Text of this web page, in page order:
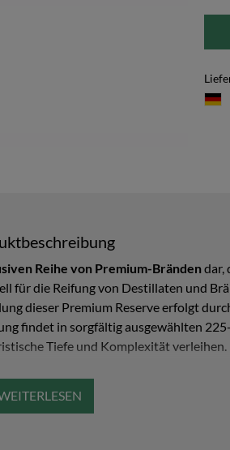
Reihe von Premium-Brändendar,
für die Reifung von Destillaten und
dieser Premium Reserve erfolgt
findet in sorgfältig ausgewählten
Tiefe und Komplexität verleihen.
von nur 1500 Flaschen
domestica), die für ihre besonders